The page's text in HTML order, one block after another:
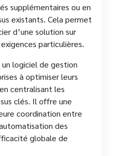
supplémentaires ou en
existants. Cela permet
d’une solution sur
particulières.
un logiciel de gestion
à optimiser leurs
centralisant les
clés. Il offre une
coordination entre
des
globale de